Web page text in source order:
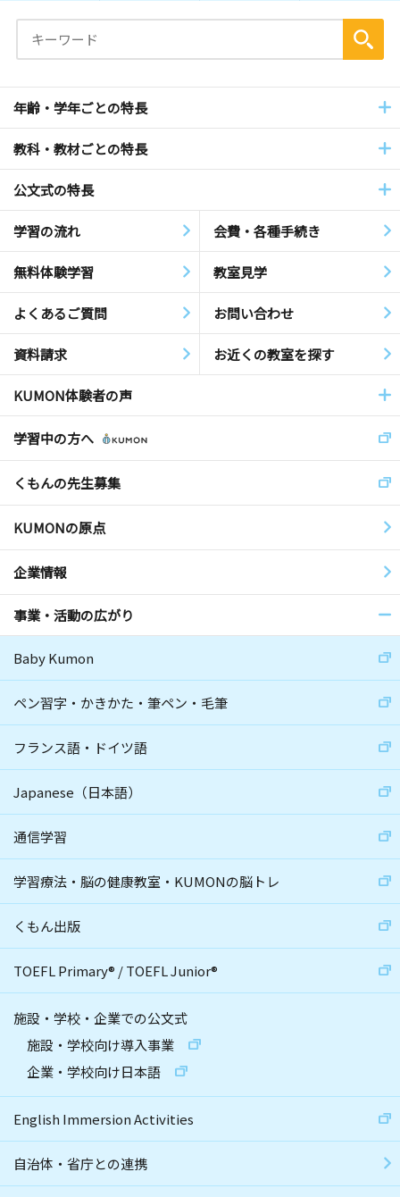
年齢・学年ごとの特長
教科・教材ごとの特長
公文式の特長
学習の流れ 会費・各種手続き
無料体験学習 教室見学
よくあるご質問 お問い合わせ
資料請求 お近くの教室を探す
KUMON体験者の声
学習中の方へ
くもんの先生募集
KUMONの原点
企業情報
事業・活動の広がり
Baby Kumon
ペン習字・かきかた・筆ペン・毛筆
フランス語・ドイツ語
Japanese（日本語）
通信学習
学習療法・脳の健康教室・KUMONの脳トレ
くもん出版
TOEFL Primary® /TOEFL Junior®
施設・学校・企業での公文式
施設・学校向け導入事業
企業・学校向け日本語
English Immersion Activities
自治体・省庁との連携